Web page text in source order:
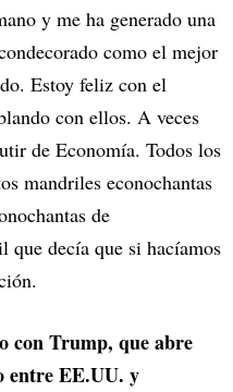
y me ha generado una
como el mejor
Estoy feliz con el
con ellos. A veces
de Economía. Todos los
mandriles econochantas
de
decía que si hacíamos
con Trump, que abre
entre EE.UU. y